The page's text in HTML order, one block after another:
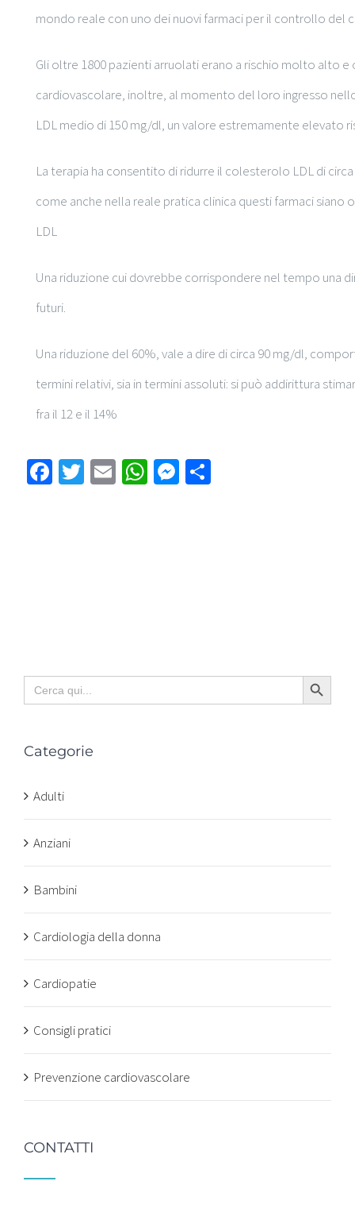
mondo reale con uno dei nuovi farmaci per il controllo del
Gli oltre 1800 pazienti arruolati erano a rischio molto alto e
cardiovascolare, inoltre, al momento del loro ingresso
LDL medio di 150 mg/dl, un valore estremamente elevato
La terapia ha consentito di ridurre il colesterolo LDL di
come anche nella reale pratica clinica questi farmaci
LDL
Una riduzione cui dovrebbe corrispondere nel tempo una
futuri.
Una riduzione del 60%, vale a dire di circa 90 mg/dl,
termini relativi, sia in termini assoluti: si può addirittura
fra il 12 e il 14%
Facebook
Twitter
EmailWhatsApp
Messenger
Search
for:
Search Button
Categorie
Adulti
Anziani
Bambini
Cardiologia della donna
Cardiopatie
Consigli pratici
Prevenzione cardiovascolare
CONTATTI